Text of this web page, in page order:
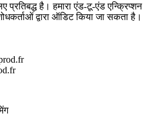
प्रतिबद्ध है। हमारा एंड-टू-एंड एन्क्रिप्शन
द्वारा ऑडिट किया जा सकता है।